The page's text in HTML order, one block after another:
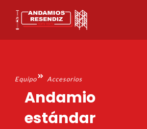
contenido
Equipo Accesorios
Andamio
estándar